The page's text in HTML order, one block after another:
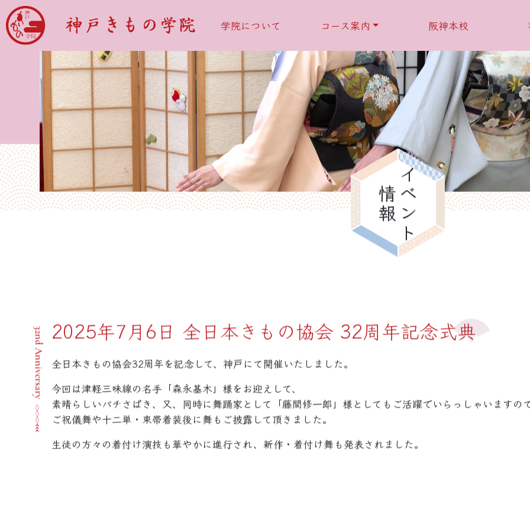
学院について コース案内
着付けコース こども着付けコース 男子着付けコース 和裁コース 組紐コ
阪神本校
イベント
情報
2025年7月6日 全日本きもの協会 32周年記念式典
32nd Anniversary
全日本きもの協会32周年を記念して、神戸にて開催いたしました。
今回は津軽三味線の名手「森永基木」様をお迎えして、
素晴らしいバチさばき、又、同時に舞踊家として「藤間修一郎」様としてもご活躍でいらっしゃいますの
ご祝儀舞や十二単・束帯着装後に舞もご披露して頂きました。